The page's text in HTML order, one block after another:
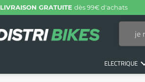
LIVRAISON GRATUITEdès 99€ d'achats
ELECTRIQUE